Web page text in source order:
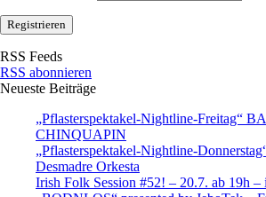
RSS Feeds
RSS abonnieren
Neueste Beiträge
„Pflasterspektakel-Nightline-Freitag“
CHINQUAPIN
„Pflasterspektakel-Nightline-
Desmadre Orkesta
Irish Folk Session #52! – 20.7. ab 19h –